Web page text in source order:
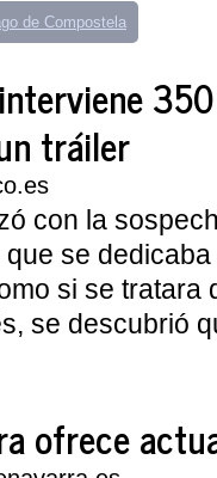
de Compostela
tráiler
con la
se
si se tratara
se descubrió
ofrece